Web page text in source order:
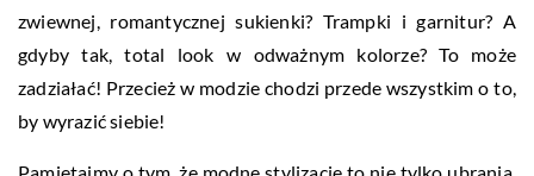
zwiewnej, romantycznej sukienki? Trampki i garnitur? A
gdyby tak, total look w odważnym kolorze? To może
zadziałać! Przecież w modzie chodzi przede wszystkim o to,
by wyrazić siebie!
Pamiętajmy o tym, że modne stylizacje to nie tylko ubrania.